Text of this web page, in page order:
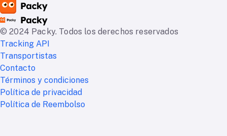
© 2024 Packy. Todos los derechos reservados
Tracking API
Transportistas
Contacto
Términos y condiciones
Política de privacidad
Política de Reembolso